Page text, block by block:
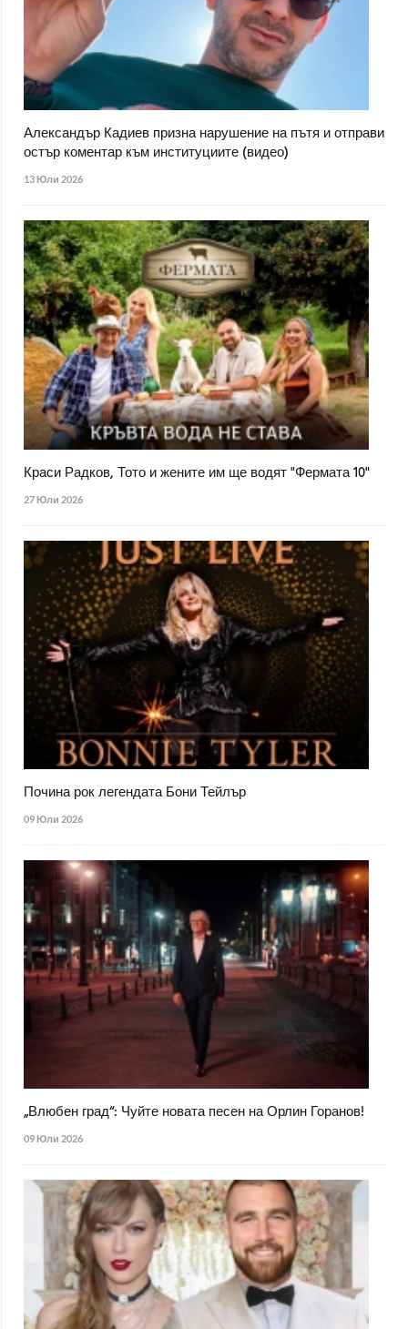
Александър Кадиев призна нарушение на пътя и отправи
остър коментар към институциите (видео)
13 Юли 2026
Краси Радков, Тото и жените им ще водят "Фермата 10"
27 Юли 2026
Почина рок легендата Бони Тейлър
09 Юли 2026
„Влюбен град“: Чуйте новата песен на Орлин Горанов!
09 Юли 2026